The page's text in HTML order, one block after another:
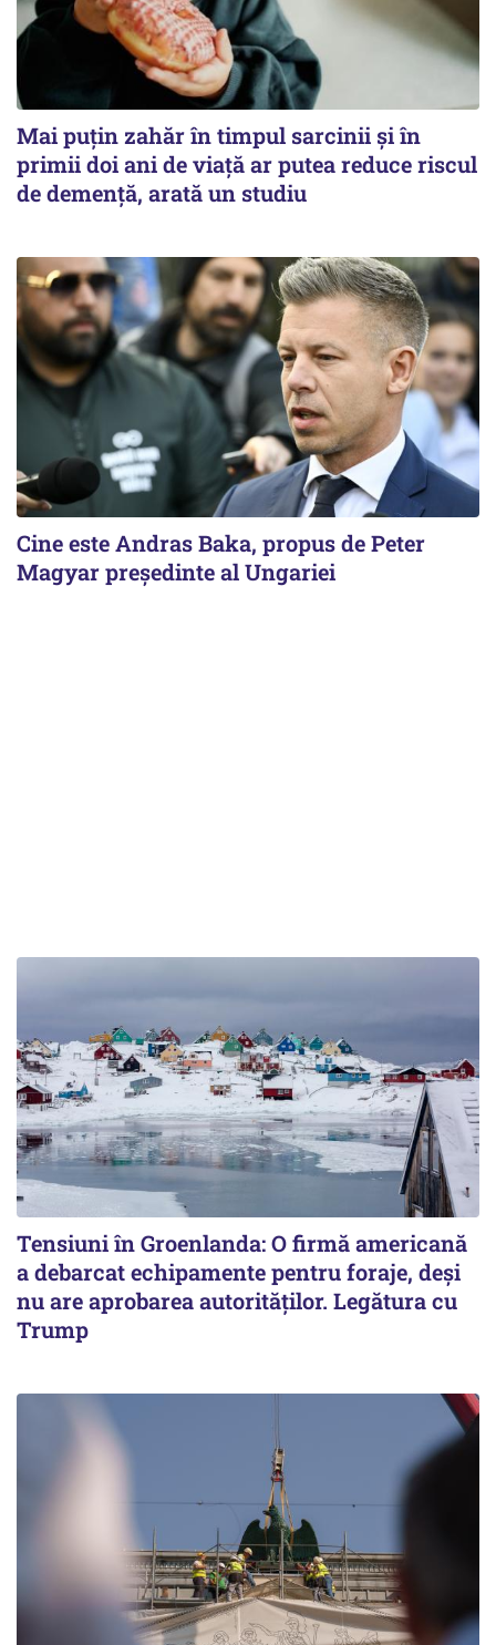
Mai puțin zahăr în timpul sarcinii și în
primii doi ani de viață ar putea reduce riscul
de demență, arată un studiu
Cine este Andras Baka, propus de Peter
Magyar președinte al Ungariei
Tensiuni în Groenlanda: O firmă americană
a debarcat echipamente pentru foraje, deși
nu are aprobarea autorităților. Legătura cu
Trump